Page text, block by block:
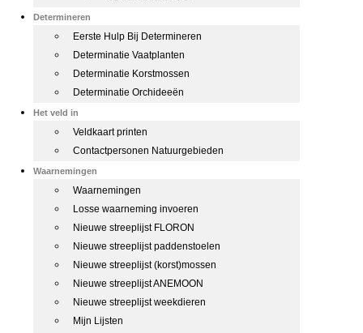
Determineren
Eerste Hulp Bij Determineren
Determinatie Vaatplanten
Determinatie Korstmossen
Determinatie Orchideeën
Het veld in
Veldkaart printen
Contactpersonen Natuurgebieden
Waarnemingen
Waarnemingen
Losse waarneming invoeren
Nieuwe streeplijst FLORON
Nieuwe streeplijst paddenstoelen
Nieuwe streeplijst (korst)mossen
Nieuwe streeplijst ANEMOON
Nieuwe streeplijst weekdieren
Mijn Lijsten